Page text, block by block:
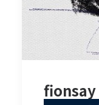
fionsay